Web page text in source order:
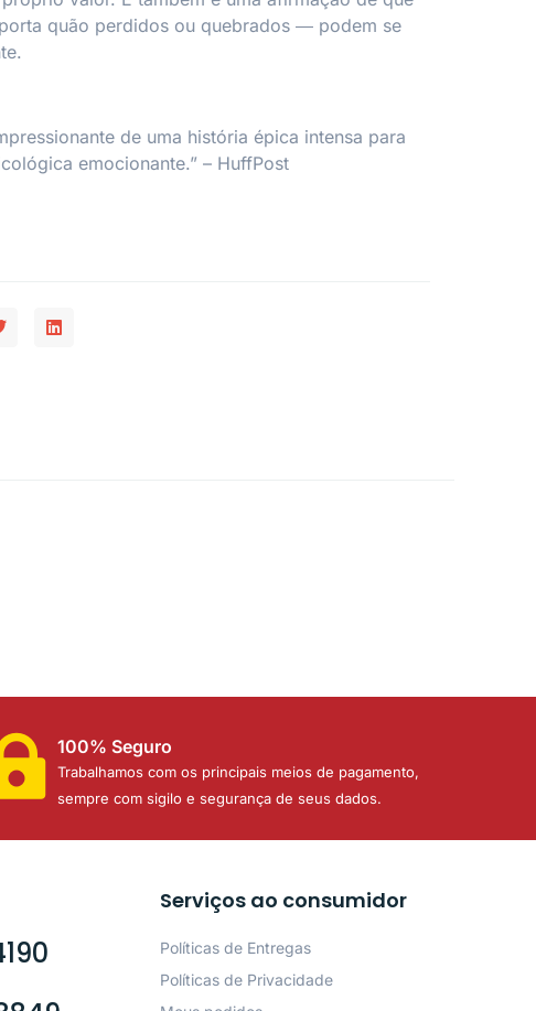
quão perdidos ou quebrados ― podem se
de uma história épica intensa para
emocionante.” – HuffPost
100% Seguro
Trabalhamos com os principais meios de pagamento,
sempre com sigilo e segurança de seus dados.
Serviços ao consumidor
Políticas de Entregas
Políticas de Privacidade